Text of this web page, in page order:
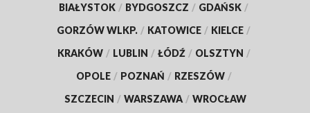
BIAŁYSTOK / BYDGOSZCZ / GDAŃSK /
GORZÓW WLKP. / KATOWICE / KIELCE /
KRAKÓW / LUBLIN / ŁÓDŹ / OLSZTYN /
OPOLE / POZNAŃ / RZESZÓW /
SZCZECIN / WARSZAWA / WROCŁAW